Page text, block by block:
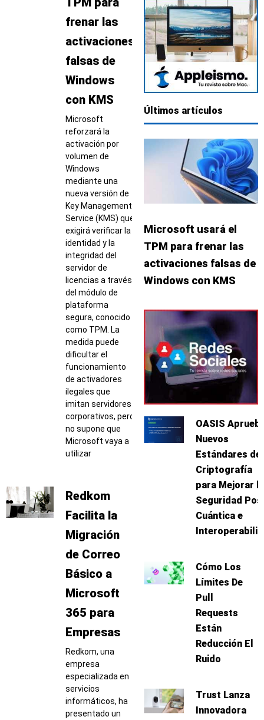
frenar las
activaciones
falsas de
Windows
con KMS
Microsoft
reforzará la
activación por
volumen de
Windows
mediante una
nueva versión de
Key Management
Service (KMS) que
exigirá verificar la
identidad y la
integridad del
servidor de
licencias a través
del módulo de
plataforma
segura, conocido
como TPM. La
medida puede
dificultar el
funcionamiento
de activadores
ilegales que
imitan servidores
corporativos, pero
no supone que
Microsoft vaya a
utilizar
Redkom
Facilita la
Migración
de Correo
Básico a
Microsoft
365 para
Empresas
Redkom, una
empresa
especializada en
servicios
informáticos, ha
presentado un
Últimos artículos
Microsoft usará el
TPM para frenar las
activaciones falsas de
Windows con KMS
OASIS
Nuevos
Estándares de
Criptografía
para Mejorar
Seguridad
Cuántica e
Cómo Los
Límites De
Pull
Requests
Están
Reducción El
Ruido
Trust Lanza
Innovadora